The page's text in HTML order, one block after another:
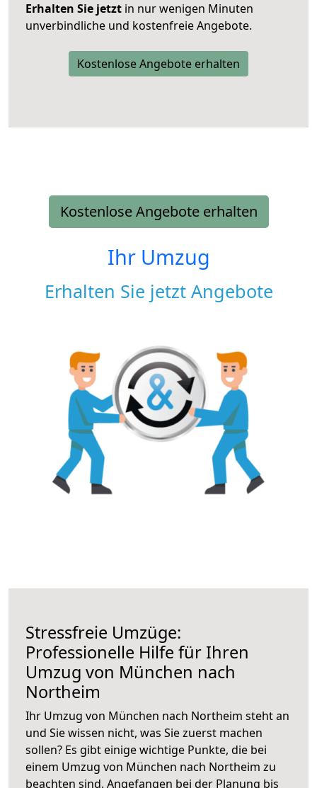
Erhalten Sie jetzt in nur wenigen Minuten
unverbindliche und kostenfreie Angebote.
Kostenlose Angebote erhalten
Kostenlose Angebote erhalten
Ihr Umzug
Erhalten Sie jetzt Angebote
Stressfreie Umzüge:
Professionelle Hilfe für Ihren
Umzug von München nach
Northeim
Ihr Umzug von München nach Northeim steht an
und Sie wissen nicht, was Sie zuerst machen
sollen? Es gibt einige wichtige Punkte, die bei
einem Umzug von München nach Northeim zu
beachten sind. Angefangen bei der Planung bis